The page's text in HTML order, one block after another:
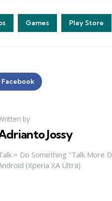
Games Play Store
Facebook
by
Jossy
= Do Something "Talk More
(Xperia XA Ultra)